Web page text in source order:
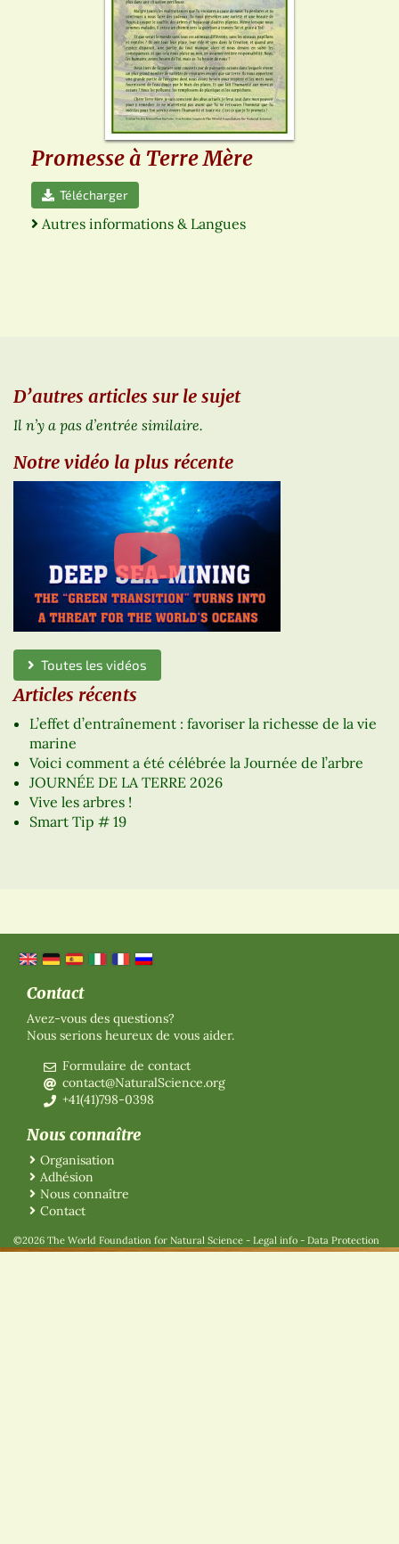
Promesse à Terre Mère
Télécharger
Autres informations & Langues
D’autres articles sur le sujet
Il n’y a pas d’entrée similaire.
Notre vidéo la plus récente
Toutes les vidéos
Articles récents
L’effet d’entraînement : favoriser la richesse de la vie
marine
Voici comment a été célébrée la Journée de l’arbre
JOURNÉE DE LA TERRE 2026
Vive les arbres !
Smart Tip # 19
Contact
Avez-vous des questions?
Nous serions heureux de vous aider.
Formulaire de contact
contact@NaturalScience.org
+41(41)798-0398
Nous connaître
Organisation
Adhésion
Nous connaître
Contact
©2026 The World Foundation for Natural Science - Legal info - Data Protection